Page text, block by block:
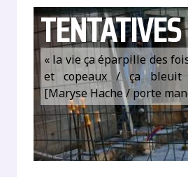
TENTATIVES
« la vie ça éparpille des
et copeaux / ça bleuit
[Maryse Hache / porte